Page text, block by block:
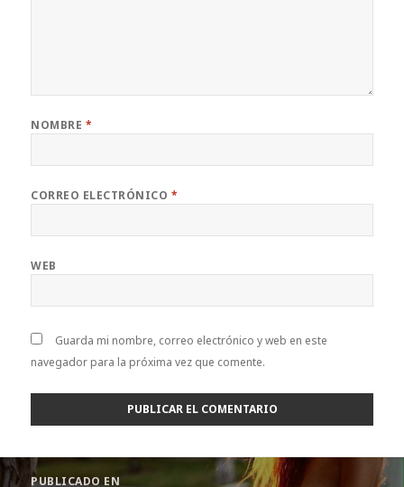
NOMBRE *
CORREO ELECTRÓNICO *
WEB
Guarda mi nombre, correo electrónico y web en este
navegador para la próxima vez que comente.
Navegación
PUBLICADO EN